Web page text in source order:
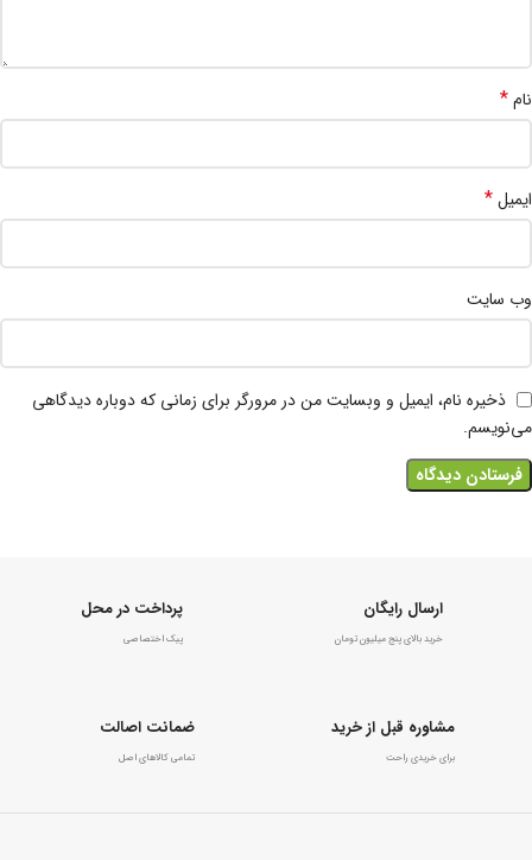
نام*
ایمیل*
وب‌ سایت
ذخیره نام، ایمیل و وبسایت من در مرورگر برای زمانی که دوباره دیدگاهی
می‌نویسم.
ارسال رایگان
خرید بالای پنج میلیون تومان
پرداخت در محل
پیک اختصاصی
مشاوره قبل از خرید
برای خریدی راحت
ضمانت اصالت
تمامی کالاهای اصل